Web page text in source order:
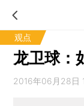
观点
龙卫球：
2016年06月28日